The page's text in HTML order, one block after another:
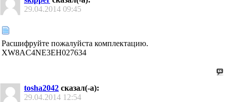
29.04.2014 09:45
Расшифруйте пожалуйста комплектацию.
XW8AC4NE3EH027634
tosha2042 сказал(-а):
29.04.2014 12:54